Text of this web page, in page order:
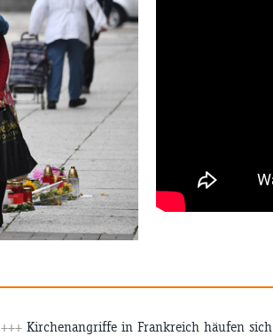
+++ Kirchenangriffe in Frankreich häufen sich